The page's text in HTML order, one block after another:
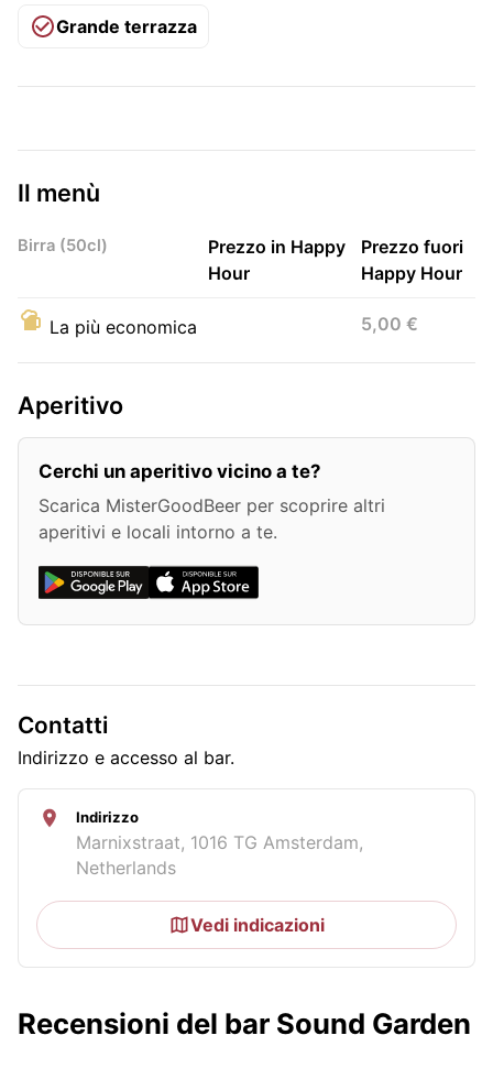
Grande terrazza
Il menù
Birra (50cl)
Prezzo in Happy
Hour
Prezzo fuori
Happy Hour
La più economica 5,00 €
Aperitivo
Cerchi un aperitivo vicino a te?
Scarica MisterGoodBeer per scoprire altri
aperitivi e locali intorno a te.
Contatti
Indirizzo e accesso al bar.
Indirizzo
Marnixstraat, 1016 TG Amsterdam,
Netherlands
Vedi indicazioni
Recensioni del bar Sound Garden